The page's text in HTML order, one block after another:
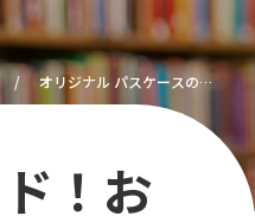
オリジナル パスケースの
OEM制作ガイド！おすすめ
の種類や販売方法とは？
！お